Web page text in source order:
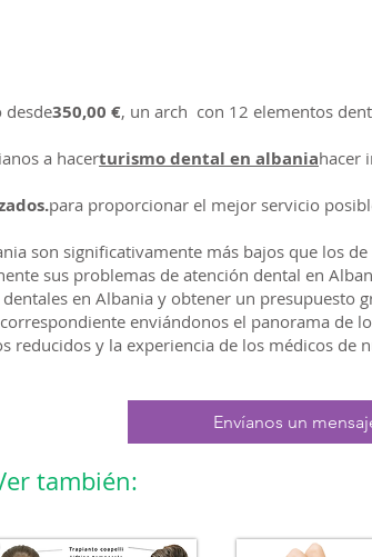
desde350,00 €, un arch con 12 elementos
a hacerturismo dental en albaniahacer
para proporcionar el mejor servicio
son significativamente más bajos que los
sus problemas de atención dental en
en Albania y obtener un presupuesto
enviándonos el panorama de
reducidos y la experiencia de los médicos de
Envíanos un
también: